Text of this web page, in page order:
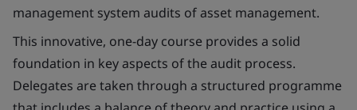
management system audits of asset management.
This innovative, one-day course provides a solid
foundation in key aspects of the audit process.
Delegates are taken through a structured programme